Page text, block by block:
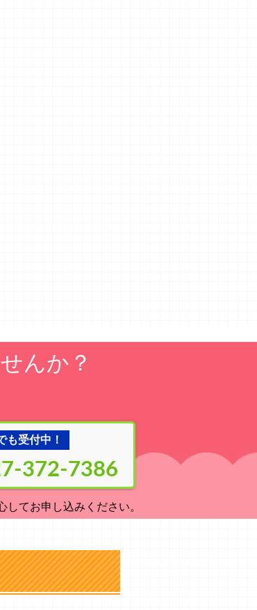
んか？
も受付中！
372-7386
てお申し込みください。